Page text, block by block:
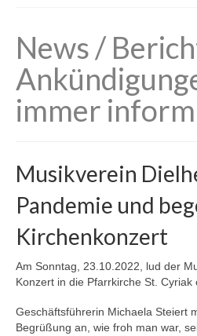
Ausbildung/Jugendarbeit
Ausbildungsgebühren/
Bläserklasse
D-Lehrgänge
Termine
Unterstützen
News /
immer
Musikverein
Pandemie und
Kirchenkonzert
Am Sonntag, 23.10.2022, lud der
Konzert in die Pfarrkirche St. Cyriak
Geschäftsführerin Michaela Steiert
Begrüßung an, wie froh man war,